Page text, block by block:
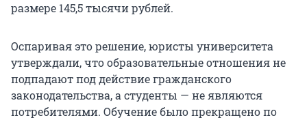
размере 145,5 тысячи рублей.
Оспаривая это решение, юристы университета
утверждали, что образовательные отношения не
подпадают под действие гражданского
законодательства, а студенты — не являются
потребителями. Обучение было прекращено по